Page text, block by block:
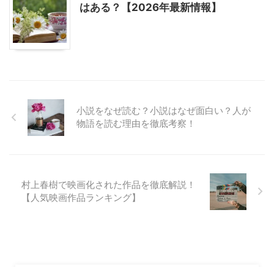
はある？【2026年最新情報】
小説をなぜ読む？小説はなぜ面白い？人が
物語を読む理由を徹底考察！
村上春樹で映画化された作品を徹底解説！
【人気映画作品ランキング】